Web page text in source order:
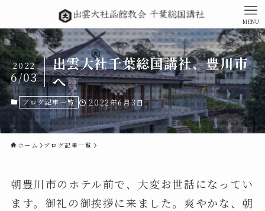
MENU
出雲大社千葉総国講社、豊川市
へ
2022
6/03
ブログ記事一覧 2022年6月3日
ホーム ブログ記事一覧
朝豊川市のホテル前で、大変お世話になってい
ます。御礼の御挨拶に来ました。爽やかな、朝